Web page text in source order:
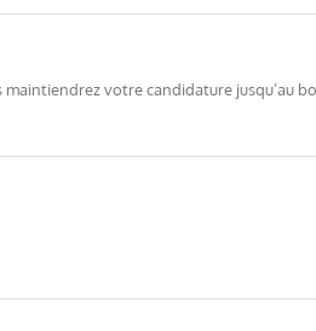
votre candidature jusqu’au